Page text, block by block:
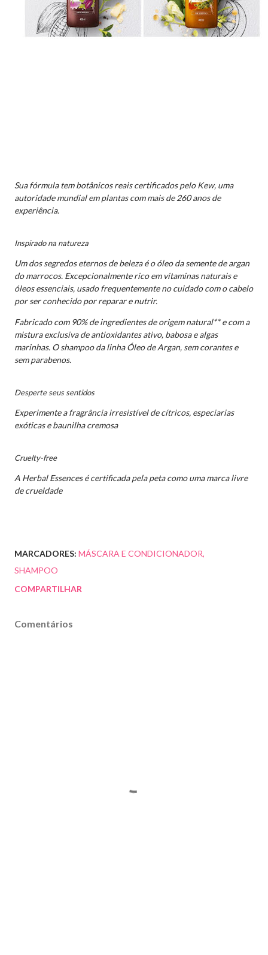
Sua fórmula tem botânicos reais certificados pelo Kew, uma
autoridade mundial em plantas com mais de 260 anos de
experiência.
Inspirado na natureza
Um dos segredos eternos de beleza é o óleo da semente de argan
do marrocos. Excepcionalmente rico em vitaminas naturais e
óleos essenciais, usado frequentemente no cuidado com o cabelo
por ser conhecido por reparar e nutrir.
Fabricado com 90% de ingredientes de origem natural** e com a
mistura exclusiva de antioxidantes ativo, babosa e algas
marinhas. O shampoo da linha Óleo de Argan, sem corantes e
sem parabenos.
Desperte seus sentidos
Experimente a fragrância irresistível de cítricos, especiarias
exóticas e baunilha cremosa
Cruelty-free
A Herbal Essences é certificada pela peta como uma marca livre
de crueldade
MARCADORES: MÁSCARA E CONDICIONADOR
SHAMPOO
COMPARTILHAR
Comentários